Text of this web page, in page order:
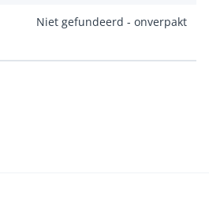
Niet gefundeerd - onverpakt